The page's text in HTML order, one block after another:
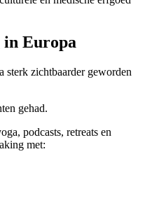
in Europa
zichtbaarder geworden
gehad.
podcasts, retreats en
met: